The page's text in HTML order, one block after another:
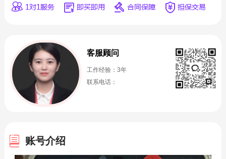
客服顾问
工作经验：3年
联系电话：
账号介绍